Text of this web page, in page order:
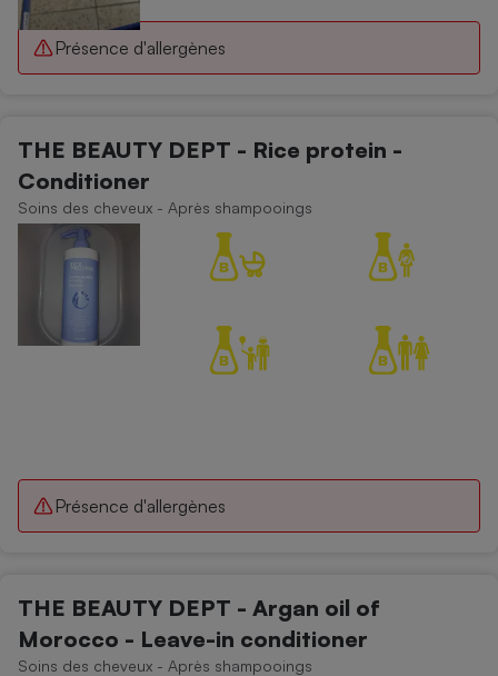
Présence d'allergènes
THE BEAUTY DEPT - Rice protein -
Conditioner
Soins des cheveux - Après shampooings
Présence d'allergènes
THE BEAUTY DEPT - Argan oil of
Morocco - Leave-in conditioner
Soins des cheveux - Après shampooings